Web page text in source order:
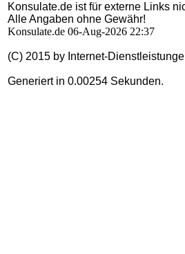
Konsulate.de ist für externe Links
Alle Angaben ohne Gewähr!
Konsulate.de 06-Aug-2026 22:37
(C) 2015 by Internet-
Generiert in 0.00254 Sekunden.